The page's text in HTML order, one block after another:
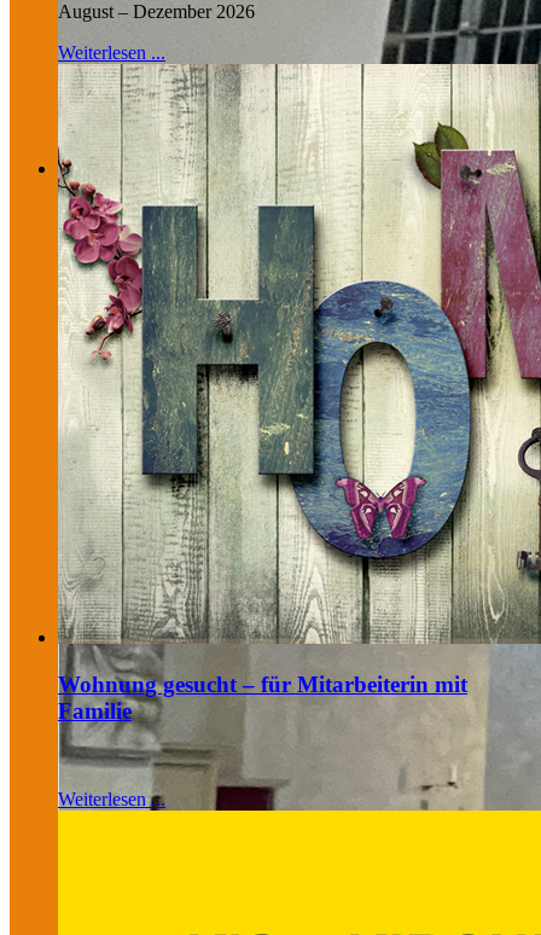
August – Dezember 2026
Weiterlesen ...
Wohnung gesucht – für Mitarbeiterin mit
Familie
Weiterlesen ...